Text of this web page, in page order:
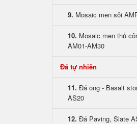
9. Mosaic men sỏi
10. Mosaic men thủ
AM01-AM30
Đá tự nhiên
11. Đá ong - Basalt
AS20
12. Đá Paving, Slate